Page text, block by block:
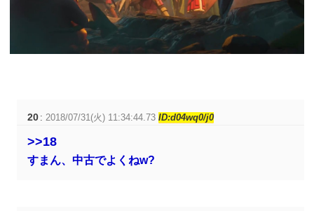
20 : 2018/07/31(火) 11:34:44.73ID:d04wq0/j0
>>18
すまん、中古でよくねw?